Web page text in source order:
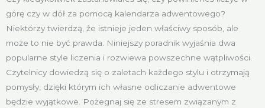
górę czy w dół za pomocą kalendarza adwentowego?
Niektórzy twierdzą, że istnieje jeden właściwy sposób, ale
może to nie być prawda. Niniejszy poradnik wyjaśnia dwa
popularne style liczenia i rozwiewa powszechne wątpliwości.
Czytelnicy dowiedzą się o zaletach każdego stylu i otrzymają
pomysły, dzięki którym ich własne odliczanie adwentowe
będzie wyjątkowe. Pożegnaj się ze stresem związanym z